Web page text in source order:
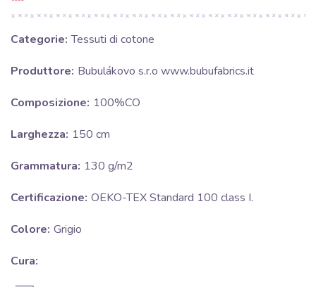
Categorie: Tessuti di cotone
Produttore: Bubulákovo s.r.o www.bubufabrics.it
Composizione: 100%CO
Larghezza: 150 cm
Grammatura: 130 g/m2
Certificazione: OEKO-TEX Standard 100 class I.
Colore: Grigio
Cura: